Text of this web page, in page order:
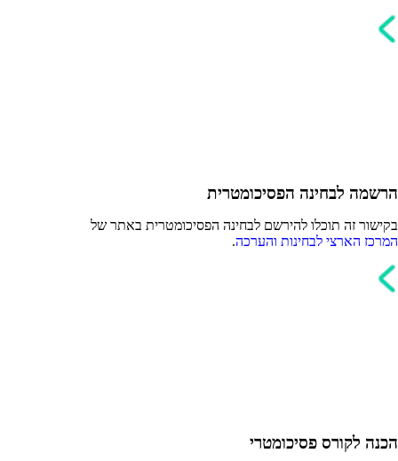
הרשמה לבחינה הפסיכומטרית
בקישור זה תוכלו להירשם לבחינה הפסיכומטרית באתר של
המרכז הארצי לבחינות והערכה.
הכנה לקורס פסיכומטרי